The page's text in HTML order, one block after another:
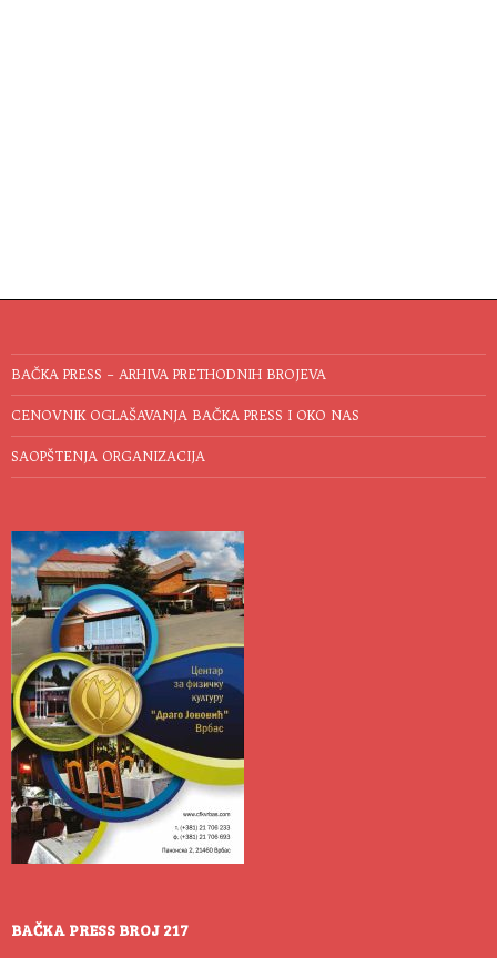
BAČKA PRESS – ARHIVA PRETHODNIH BROJEVA
CENOVNIK OGLAŠAVANJA BAČKA PRESS I OKO NAS
SAOPŠTENJA ORGANIZACIJA
BAČKA PRESS BROJ 217